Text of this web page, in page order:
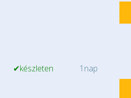
✔készleten
1nap